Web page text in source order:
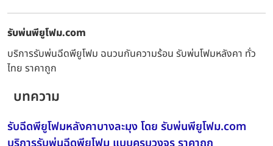
รับพ่นพียูโฟม.com
บริการรับพ่นฉีดพียูโฟม ฉนวนกันความร้อน รับพ่นโฟมหลังคา ทั่ว
ไทย ราคาถูก
บทความ
รับฉีดพียูโฟมหลังคาบางละมุง โดย รับพ่นพียูโฟม.com